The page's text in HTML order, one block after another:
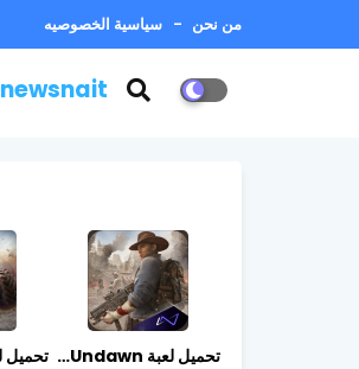
من نحن سياسية الخصوصيه
newsnait
تحميل لعبة Undawn مهكرة للأندرويد أخر إصدار | تحميل مباشر + موارد غير محدودة